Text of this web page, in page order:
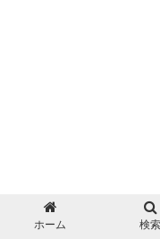
ホーム 検索